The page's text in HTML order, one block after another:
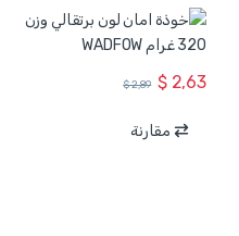
$2,63
$2,89
مقارنة